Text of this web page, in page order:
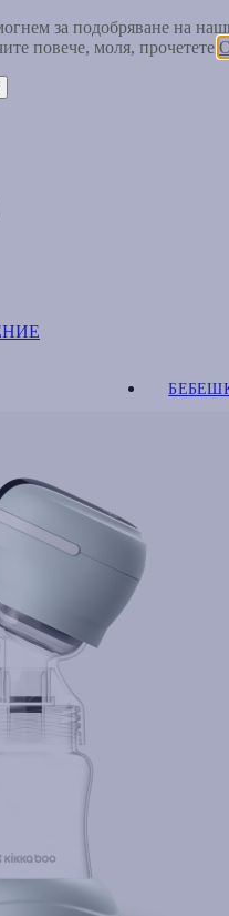
за подобряване на
повече, моля, прочетете